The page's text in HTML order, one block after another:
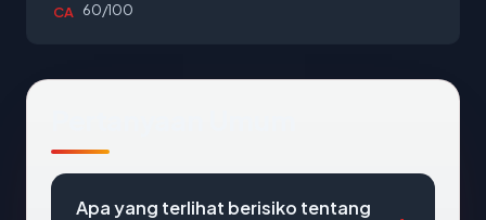
CA 60/100
Apa yang terlihat berisiko tentang